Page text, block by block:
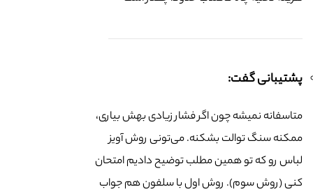
پشتیبانی گفت:
متاسفانه نمیشه چون اگر فشار زیادی بهش بیاری،
ممکنه سنگ توالت بشکنه. می‌تونی روش آویز
لباس رو که تو همین مطلب توضیح دادیم امتحان
کنی (روش سوم). روش اول با سلفون هم جواب